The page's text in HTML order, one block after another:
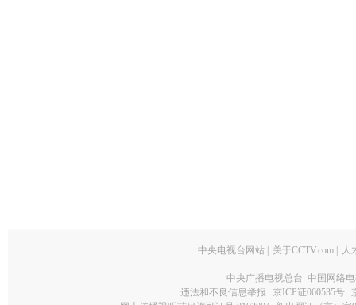
中央电视台网站 关于CCTV.com 人
中央广播电视总台 中国网络
违法和不良信息举报
京ICP证060535号